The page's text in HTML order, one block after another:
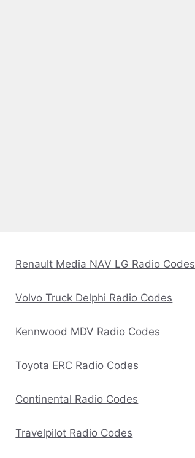
Renault Media NAV LG Radio Codes
Volvo Truck Delphi Radio Codes
Kennwood MDV Radio Codes
Toyota ERC Radio Codes
Continental Radio Codes
Travelpilot Radio Codes